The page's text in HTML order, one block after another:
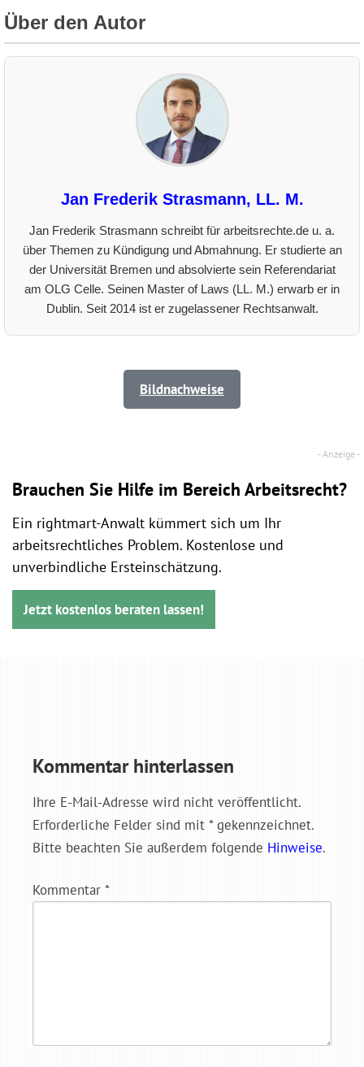
Über den Autor
Jan Frederik Strasmann, LL. M.
Jan Frederik Strasmann schreibt für arbeitsrechte.de u. a.
über Themen zu Kündigung und Abmahnung. Er studierte an
der Universität Bremen und absolvierte sein Referendariat
am OLG Celle. Seinen Master of Laws (LL. M.) erwarb er in
Dublin. Seit 2014 ist er zugelassener Rechtsanwalt.
Bildnachweise
Brauchen Sie Hilfe im Bereich Arbeitsrecht?
Ein rightmart-Anwalt kümmert sich um Ihr
arbeitsrechtliches Problem. Kostenlose und
unverbindliche Ersteinschätzung.
Jetzt kostenlos beraten lassen!
Kommentar hinterlassen
Ihre E-Mail-Adresse wird nicht veröffentlicht.
Erforderliche Felder sind mit * gekennzeichnet.
Bitte beachten Sie außerdem folgende Hinweise.
Kommentar *